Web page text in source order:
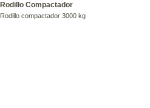
Rodillo Compactador
Rodillo compactador 3000 kg